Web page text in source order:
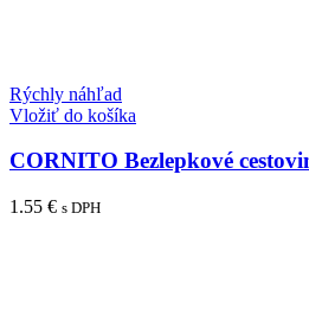
Rýchly náhľad
Vložiť do košíka
CORNITO Bezlepkové
1.55 € s DPH